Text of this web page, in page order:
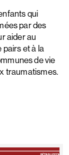
qui
par des
aider au
et à la
de vie
traumatismes.